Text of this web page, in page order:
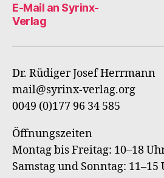
E-Mail an Syrinx-
Verlag
Dr. Rüdiger Josef Herrmann
mail@syrinx-verlag.org
0049 (0)177 96 34 585
Öffnungszeiten
Montag bis Freitag: 10–18
Samstag und Sonntag: 11–15